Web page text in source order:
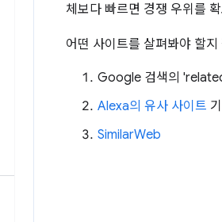
체보다 빠르면 경쟁 우위를
어떤 사이트를 살펴봐야 할
Google 검색의
Alexa의 유사 사이트
SimilarWeb